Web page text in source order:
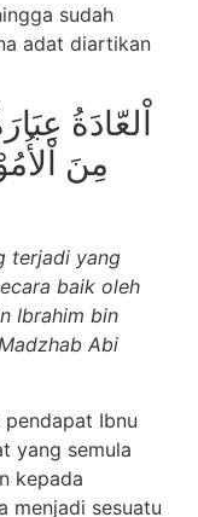
sudah
adat diartikan
اْلعّادَةُ
مِنَ
terjadi yang
baik oleh
Ibrahim bin
Abi
Ibnu
yang semula
kepada
menjadi sesuatu